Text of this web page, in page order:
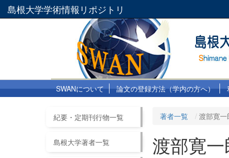
島根大学学術情報リポジトリ
SWANについて 論文の登録方法（学内の方へ）
紀要・定期刊行物一覧
島根大学著者一覧
著者一覧 渡部寛
渡部寛